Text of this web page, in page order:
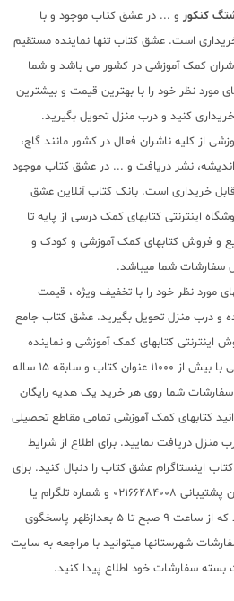
کنکور و ... در عشق کتاب موجود و با
است. عشق کتاب تنها نماینده مستقیم
کمک آموزشی در کشور می باشد و شما
مورد نظر خود را با بهترین قیمت و بیشترین
کنید و درب منزل تحویل بگیرید.
از کلیه ناشران فعال در کشور مانند گاج،
اندیشه، نشر دریافت و ... در عشق کتاب موجود
خریداری است. بانک کتاب آنلاین عشق
اینترنتی کتابهای کمک درسی از پایه تا
در امر توزیع و فروش کتابهای کمک آموزشی و کودک و
سفارشات شما میباشد.
مورد نظر خود را با تخفیف ویژه ، قیمت
و درب منزل تحویل بگیرید. عشق کتاب جامع
کتابهای کمک آموزشی و نماینده
مستقیم ناشران معتبر کمک آموزشی با بیش از 11000 عنوان کتاب و سابقه 15 ساله
سفارشات شما روی هر خرید یک هدیه رایگان
کتابهای کمک آموزشی تمامی مقاطع تحصیلی
منزل دریافت نمایید. برای اطلاع از شرایط
اینستاگرام عشق کتاب را دنبال کنید. برای
پیگیری سفارشات تهران شماره تلفن پشتیبانی 02166484008 و شماره تلگرام یا
واتس اپ 09203472622 می باشد که از ساعت 9 صبح تا 5 بعدازظهر پاسخگوی
شهرستانها میتوانید با مراجعه به سایت
سفارشات خود اطلاع پیدا کنید.